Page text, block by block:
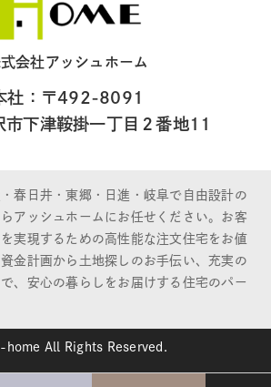
会社アッシュホーム
社：〒492-8091
市下津鞍掛一丁目２番地11
春日井・東郷・日進・岐阜で自由設計の
アッシュホームにお任せください。お客
実現するための高性能な注文住宅をお値
金計画から土地探しのお手伝い、充実の
、安心の暮らしをお届けする住宅のパー
All Rights Reserved.